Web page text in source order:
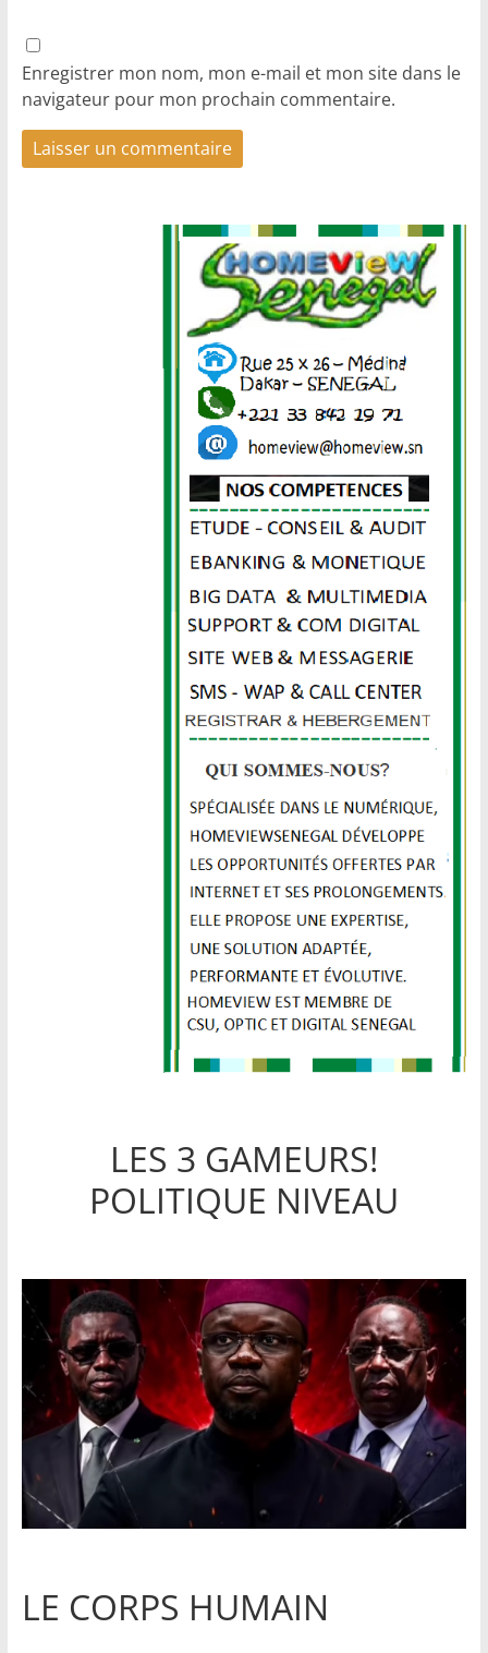
Enregistrer mon nom, mon e-mail et mon site dans le
navigateur pour mon prochain commentaire.
LES 3 GAMEURS!
POLITIQUE NIVEAU
LE CORPS HUMAIN